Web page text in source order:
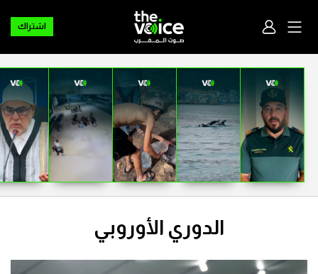
اشتراك
الدوري الأوروبي